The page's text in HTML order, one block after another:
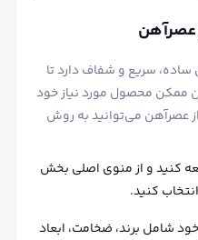
عصرآهن
ساده، سریع و شفاف دارد تا
ممکن محصول مورد نیاز خود
عصرآهن می‌توانید به روش
کنید و از منوی اصلی بخش
کنید.
شامل برند، ضخامت، ابعاد